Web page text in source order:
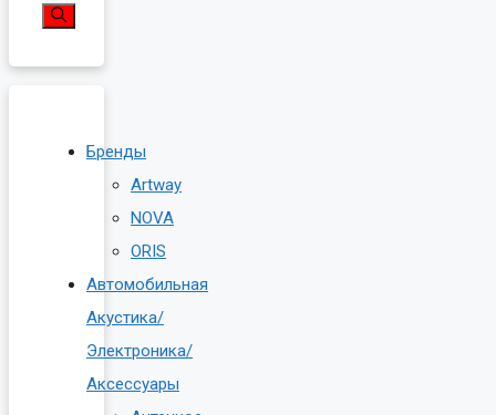
Бренды
Artway
NOVA
ORIS
Автомобильная
Акустика/
Электроника/
Аксессуары